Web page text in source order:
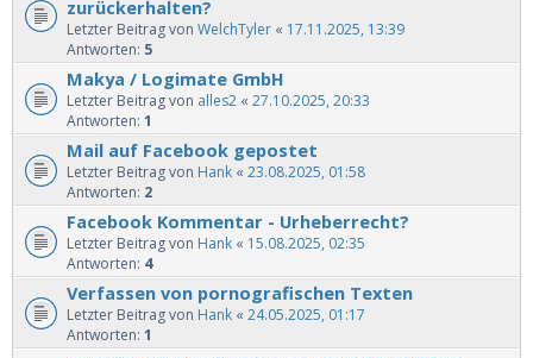
zurückerhalten?
Letzter Beitrag von WelchTyler « 17.11.2025, 13:39
Antworten: 5
Makya / Logimate GmbH
Letzter Beitrag von alles2 « 27.10.2025, 20:33
Antworten: 1
Mail auf Facebook gepostet
Letzter Beitrag von Hank « 23.08.2025, 01:58
Antworten: 2
Facebook Kommentar - Urheberrecht?
Letzter Beitrag von Hank « 15.08.2025, 02:35
Antworten: 4
Verfassen von pornografischen Texten
Letzter Beitrag von Hank « 24.05.2025, 01:17
Antworten: 1